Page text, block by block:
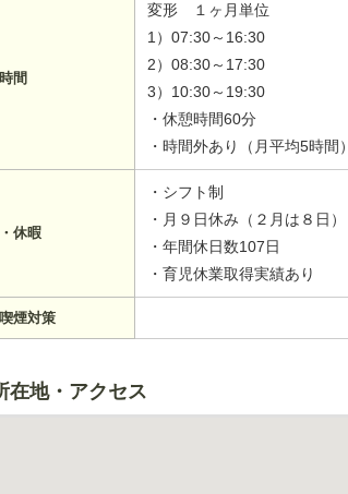
間
変形 １ヶ月単位
1）07:30～16:30
2）08:30～17:30
3）10:30～19:30
・休憩時間60分
・時間外あり（月平均5時間）
休暇
・シフト制
・月９日休み（２月は８日）
・年間休日数107日
・育児休業取得実績あり
煙対策
在地・アクセス